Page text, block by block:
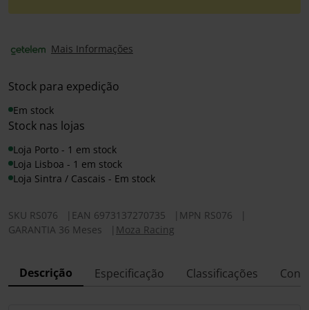
Mais Informações
Stock para expedição
Em stock
Stock nas lojas
Loja Porto - 1 em stock
Loja Lisboa - 1 em stock
Loja Sintra / Cascais - Em stock
SKU RS076 EAN 6973137270735 MPN RS076
GARANTIA 36 Meses
Moza Racing
Descrição Especificação Classificações